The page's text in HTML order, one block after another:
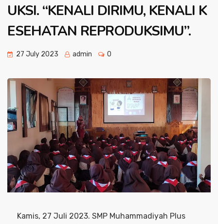
UKSI. “KENALI DIRIMU, KENALI K
ESEHATAN REPRODUKSIMU”.
27 July 2023 admin 0
Kamis, 27 Juli 2023. SMP Muhammadiyah Plus